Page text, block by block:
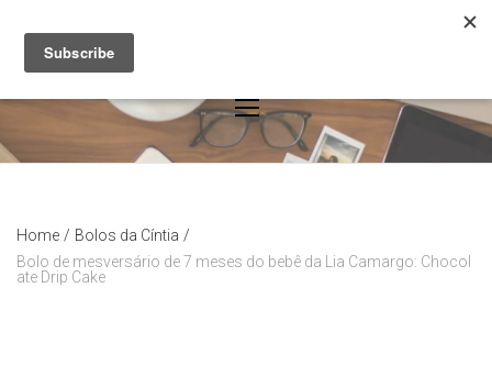
content
Home / Bolos da Cíntia /
Bolo de mesversário de 7 meses do bebê da Lia Camargo: Chocol
ate Drip Cake